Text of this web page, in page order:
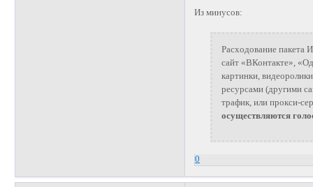
Из минусов:
Расходование пакета
сайт «ВКонтакте»,
картинки,
ресурсами (другими
трафик, или прокси-
осуществляются
0